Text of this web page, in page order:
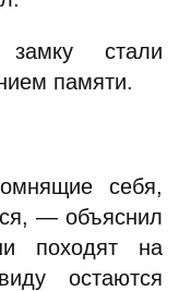
стали
памяти.
себя,
— объяснил
походят на
остаются